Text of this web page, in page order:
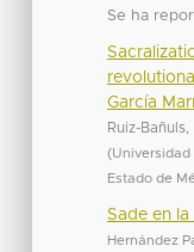
Se ha
García
Ruiz-Bañuls,
(Universidad
Estado de
Sade en
Hernández